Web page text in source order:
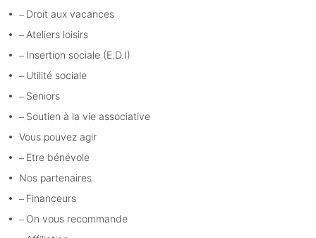
Droit aux vacances
Ateliers loisirs
Insertion sociale (E.D.I)
Utilité sociale
Seniors
Soutien à la vie associative
Vous pouvez agir
Etre bénévole
Nos partenaires
Financeurs
On vous recommande